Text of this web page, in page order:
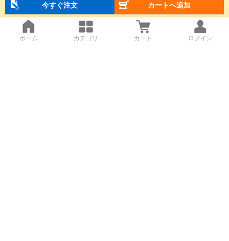
今すぐ注文
カートへ追加
ホーム カテゴリ カート ログイン